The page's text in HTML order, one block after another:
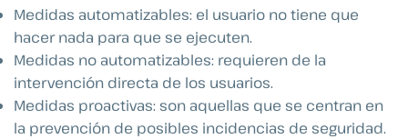
Medidas automatizables: el usuario no tiene que
hacer nada para que se ejecuten.
Medidas no automatizables: requieren de la
intervención directa de los usuarios.
Medidas proactivas: son aquellas que se centran en
la prevención de posibles incidencias de seguridad.